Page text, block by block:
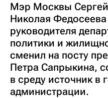
Мэр Москвы
Николая
руководителя
политики и
сменил на посту
Петра Сапрыкина,
в среду источник в
администрации.